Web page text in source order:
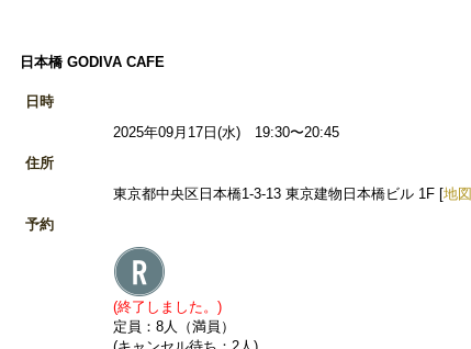
日本橋 GODIVA CAFE
日時
2025年09月17日(水) 19:30〜20:45
住所
東京都中央区日本橋1-3-13 東京建物日本橋ビル 1F [地図
予約
(終了しました。)
定員：8人（満員）